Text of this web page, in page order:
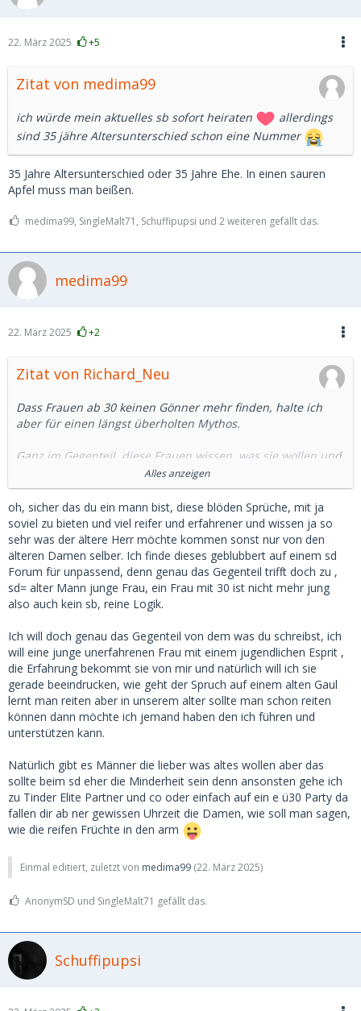
22. März 2025 +5
Zitat von medima99
ich würde mein aktuelles sb sofort heiraten
allerdings
sind 35 jähre Altersunterschied schon eine Nummer
35 Jahre Altersunterschied oder 35 Jahre Ehe. In einen sauren
Apfel muss man beißen.
medima99, SingleMalt71, Schuffipupsi und 2 weiteren gefällt das.
medima99
22. März 2025 +2
Zitat von Richard_Neu
Dass Frauen ab 30 keinen Gönner mehr finden, halte ich
aber für einen längst überholten Mythos.
Ganz im Gegenteil, diese Frauen wissen, was sie wollen und
sind nicht mehr so leicht zu beeindrucken wie naive 20-
Jährige. In der Regel ist ihr Finanzbedarf auch größer
(anderer Lebensstil) als bei einer Studentin.
Wenn der Herr dann 45 oder 50 oder gar darüber ist, ist der
Altersunterschied immer noch groß genug.
Eine 18-Jährige wird man ja nicht heiraten, und das weiß
hier doch auch jeder.
Da es heutzutage viele Möglichkeiten gibt, sich jung und fit
zu halten, sehe ich bei Frauen bis 40 keine großen Probleme
im Dating. Eigene Erfahrungen aus freier Wildbahn
bestätigen das.
Und selbst die 50 jährige ist doch für den 75-Jährigen noch
eine junge Maus. Nennt man dann MILF.
ist das wirklich euer letztes Argument?
Alles anzeigen
oh, sicher das du ein mann bist, diese blöden Sprüche, mit ja
soviel zu bieten und viel reifer und erfahrener und wissen ja so
sehr was der ältere Herr möchte kommen sonst nur von den
älteren Damen selber. Ich finde dieses geblubbert auf einem sd
Forum für unpassend, denn genau das Gegenteil trifft doch zu ,
sd= alter Mann junge Frau, ein Frau mit 30 ist nicht mehr jung
also auch kein sb, reine Logik.
Ich will doch genau das Gegenteil von dem was du schreibst, ich
will eine junge unerfahrenen Frau mit einem jugendlichen Esprit ,
die Erfahrung bekommt sie von mir und natürlich will ich sie
gerade beeindrucken, wie geht der Spruch auf einem alten Gaul
lernt man reiten aber in unserem alter sollte man schon reiten
können dann möchte ich jemand haben den ich führen und
unterstützen kann.
Natürlich gibt es Männer die lieber was altes wollen aber das
sollte beim sd eher die Minderheit sein denn ansonsten gehe ich
zu Tinder Elite Partner und co oder einfach auf ein e ü30 Party da
fallen dir ab ner gewissen Uhrzeit die Damen, wie soll man sagen,
wie die reifen Früchte in den arm
Einmal editiert, zuletzt von medima99 (22. März 2025)
AnonymSD und SingleMalt71 gefällt das.
Schuffipupsi